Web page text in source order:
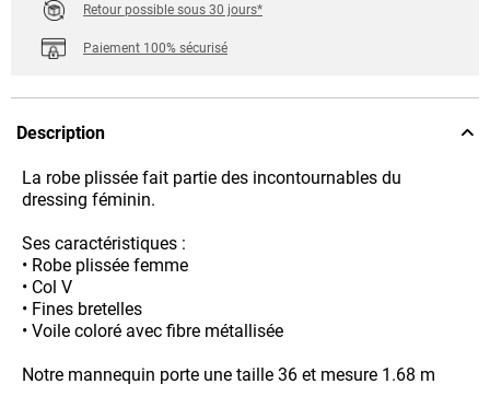
Retour possible sous 30 jours*
Paiement 100% sécurisé
Description
La robe plissée fait partie des incontournables du
dressing féminin.
Ses caractéristiques :
• Robe plissée femme
• Col V
• Fines bretelles
• Voile coloré avec fibre métallisée
Notre mannequin porte une taille 36 et mesure 1.68 m